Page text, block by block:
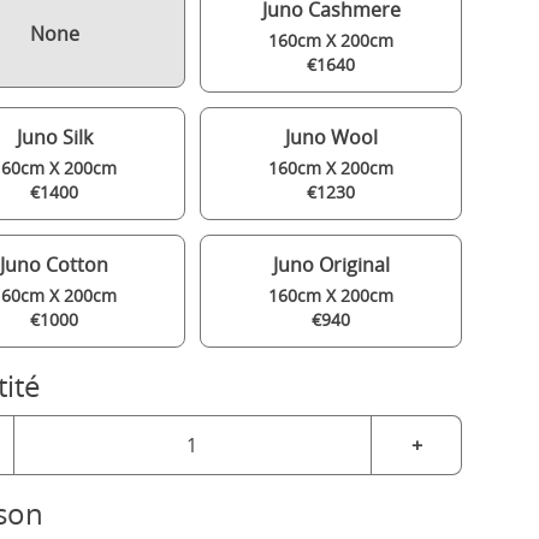
None
Juno Cashmere
160cm X 200cm
€1640
Juno Silk
X 200cm
€1400
Juno Wool
160cm X 200cm
€1230
Juno Cotton
X 200cm
€1000
Juno Original
160cm X 200cm
€940
+